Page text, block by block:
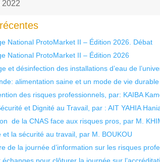
2022
National ProtoMarket II – Édition 2026. Débat
National ProtoMarket II – Édition 2026
et désinfection des installations d’eau de
alimentation saine et un mode de vie durable
des risques professionnels, par: KAIBA
et Dignité au Travail, par : AIT YAHIA
de la CNAS face aux risques pros, par M.
et la sécurité au travail, par M. BOUKOU
de la journée d’information sur les risques